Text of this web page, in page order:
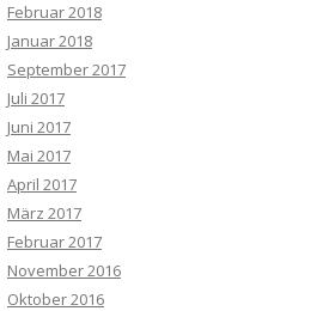
Februar 2018
Januar 2018
September 2017
Juli 2017
Juni 2017
Mai 2017
April 2017
März 2017
Februar 2017
November 2016
Oktober 2016